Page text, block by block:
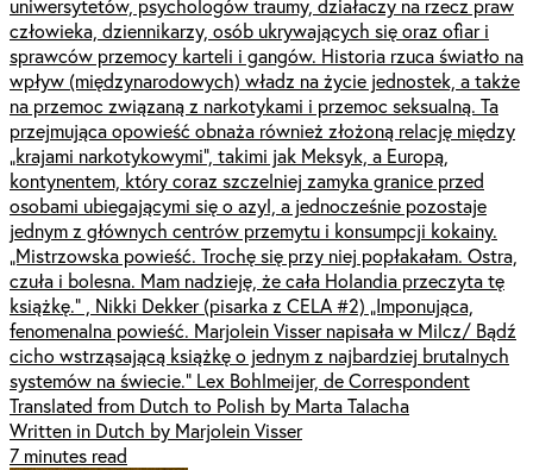
uniwersytetów, psychologów traumy, działaczy na rzecz praw
człowieka, dziennikarzy, osób ukrywających się oraz ofiar i
sprawców przemocy karteli i gangów. Historia rzuca światło na
wpływ (międzynarodowych) władz na życie jednostek, a także
na przemoc związaną z narkotykami i przemoc seksualną. Ta
przejmująca opowieść obnaża również złożoną relację między
„krajami narkotykowymi”, takimi jak Meksyk, a Europą,
kontynentem, który coraz szczelniej zamyka granice przed
osobami ubiegającymi się o azyl, a jednocześnie pozostaje
jednym z głównych centrów przemytu i konsumpcji kokainy.
„Mistrzowska powieść. Trochę się przy niej popłakałam. Ostra,
czuła i bolesna. Mam nadzieję, że cała Holandia przeczyta tę
książkę.” , Nikki Dekker (pisarka z CELA #2) „Imponująca,
fenomenalna powieść. Marjolein Visser napisała w Milcz/ Bądź
cicho wstrząsającą książkę o jednym z najbardziej brutalnych
systemów na świecie.” Lex Bohlmeijer, de Correspondent
Translated from Dutch to Polish by Marta Talacha
Written in Dutch by Marjolein Visser
7 minutes read